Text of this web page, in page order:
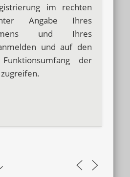
im rechten
Angabe Ihres
und Ihres
und auf den
der